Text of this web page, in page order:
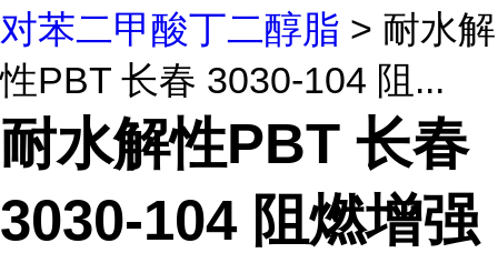
对苯二甲酸丁二醇脂 > 耐水解
性PBT 长春 3030-104 阻...
耐水解性PBT 长春
3030-104 阻燃增强